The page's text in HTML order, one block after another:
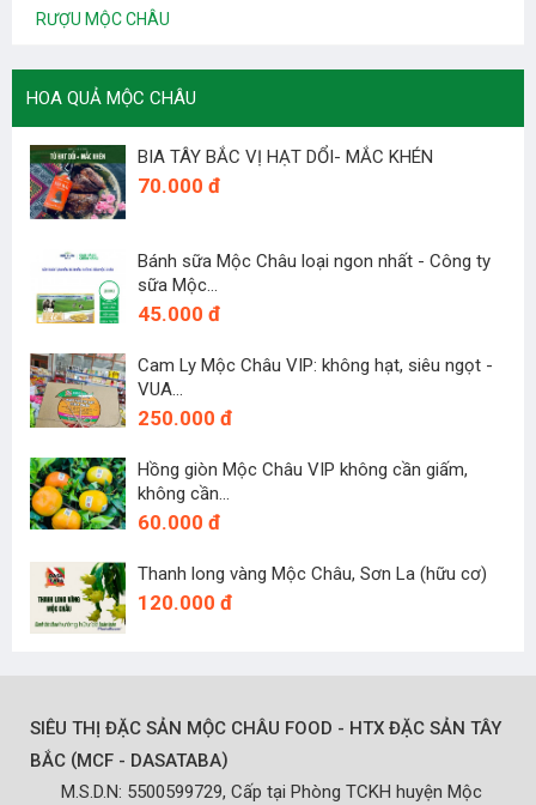
RƯỢU MỘC CHÂU
HOA QUẢ MỘC CHÂU
BIA TÂY BẮC VỊ HẠT DỔI- MẮC KHÉN
70.000 đ
Bánh sữa Mộc Châu loại ngon nhất - Công ty
sữa Mộc...
45.000 đ
Cam Ly Mộc Châu VIP: không hạt, siêu ngọt -
VUA...
250.000 đ
Hồng giòn Mộc Châu VIP không cần giấm,
không cần...
60.000 đ
Thanh long vàng Mộc Châu, Sơn La (hữu cơ)
120.000 đ
SIÊU THỊ ĐẶC SẢN MỘC CHÂU FOOD - HTX ĐẶC SẢN TÂY
BẮC (MCF - DASATABA)
M.S.D.N: 5500599729, Cấp tại Phòng TCKH huyện Mộc